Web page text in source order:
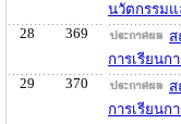
นวัตกรรมแ
28
369
ส
การเรียนก
29
370
ส
การเรียนก